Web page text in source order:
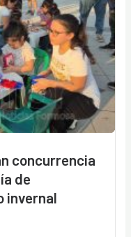
concurrencia
de
invernal